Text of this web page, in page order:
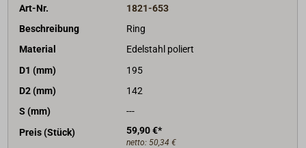
Art-Nr.
1821-653
Beschreibung
Ring
Material
Edelstahl poliert
D1 (mm)
195
D2 (mm)
142
S (mm)
---
Preis (Stück)
59,90 €*
netto: 50,34 €